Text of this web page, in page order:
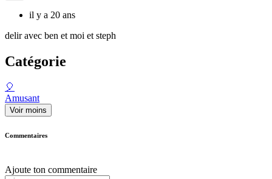
il y a 20 ans
delir avec ben et moi et steph
Catégorie
🎈
Amusant
Voir moins
Commentaires
Ajoute ton commentaire